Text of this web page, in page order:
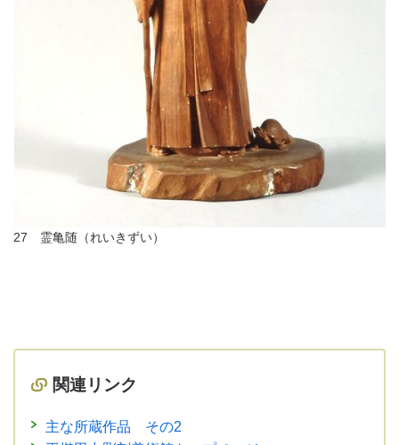
27 霊亀随（れいきずい）
関連リンク
主な所蔵作品 その2